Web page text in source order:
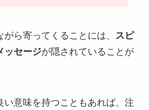
ら寄ってくることには、 スピ
ッセージが隠されていることが
い意味を持つこともあれば、注